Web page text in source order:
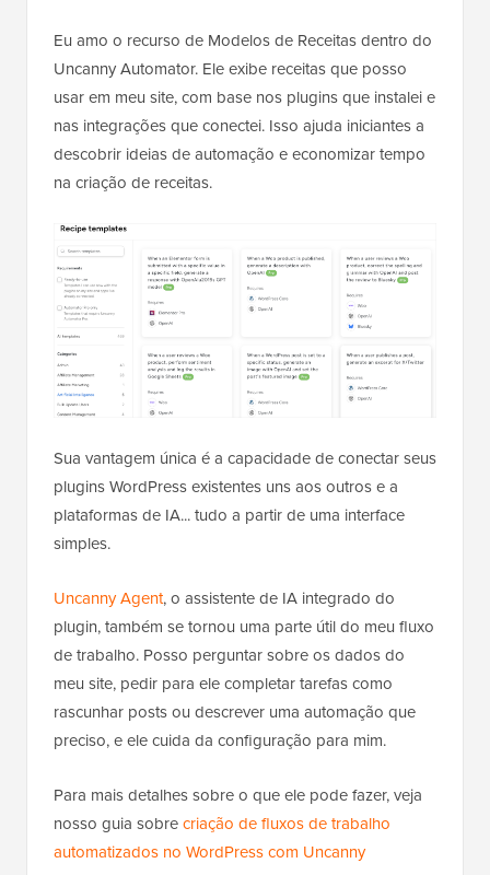
Eu amo o recurso de Modelos de Receitas dentro do
Uncanny Automator. Ele exibe receitas que posso
usar em meu site, com base nos plugins que instalei e
nas integrações que conectei. Isso ajuda iniciantes a
descobrir ideias de automação e economizar tempo
na criação de receitas.
Sua vantagem única é a capacidade de conectar seus
plugins WordPress existentes uns aos outros e a
plataformas de IA... tudo a partir de uma interface
simples.
Uncanny Agent, o assistente de IA integrado do
plugin, também se tornou uma parte útil do meu fluxo
de trabalho. Posso perguntar sobre os dados do
meu site, pedir para ele completar tarefas como
rascunhar posts ou descrever uma automação que
preciso, e ele cuida da configuração para mim.
Para mais detalhes sobre o que ele pode fazer, veja
nosso guia sobrecriação de fluxos de trabalho
automatizados no WordPress com Uncanny